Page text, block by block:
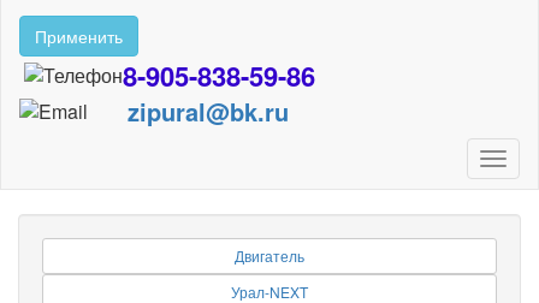
Применить
8-905-838-59-86
zipural@bk.ru
Двигатель
Урал-NEXT